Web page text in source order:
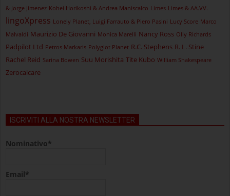
& Jorge Jimenez Kohei Horikoshi & Andrea Maniscalco Limes Limes & AA.VV.
lingoXpress Lonely Planet, Luigi Farrauto & Piero Pasini Lucy Score Marco
Malvaldi Maurizio De Giovanni Monica Marelli Nancy Ross Olly Richards
Padpilot Ltd Petros Markaris Polyglot Planet R.C. Stephens R. L. Stine
Rachel Reid Sarina Bowen Suu Morishita Tite Kubo William Shakespeare
Zerocalcare
ISCRIVITI ALLA NOSTRA NEWSLETTER
Nominativo*
Email*